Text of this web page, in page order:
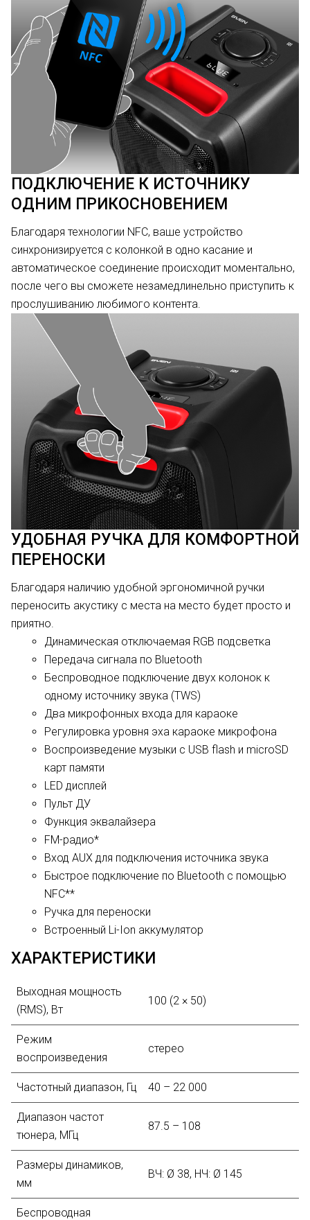
ПОДКЛЮЧЕНИЕ К ИСТОЧНИКУ
ОДНИМ ПРИКОСНОВЕНИЕМ
Благодаря технологии NFC, ваше устройство
синхронизируется с колонкой в одно касание и
автоматическое соединение происходит моментально,
после чего вы сможете незамедлинельно приступить к
прослушиванию любимого контента.
УДОБНАЯ РУЧКА ДЛЯ КОМФОРТНОЙ
ПЕРЕНОСКИ
Благодаря наличию удобной эргономичной ручки
переносить акустику с места на место будет просто и
приятно.
Динамическая отключаемая RGB подсветка
Передача сигнала по Bluetooth
Беспроводное подключение двух колонок к
одному источнику звука (TWS)
Два микрофонных входа для караоке
Регулировка уровня эха караоке микрофона
Воспроизведение музыки с USB flash и microSD
карт памяти
LED дисплей
Пульт ДУ
Функция эквалайзера
FM-радио*
Вход AUX для подключения источника звука
Быстрое подключение по Bluetooth с помощью
NFC**
Ручка для переноски
Встроенный Li-Ion аккумулятор
ХАРАКТЕРИСТИКИ
Выходная мощность
(RMS), Вт
100 (2 × 50)
Режим
воспроизведения
стерео
Частотный диапазон, Гц 40 – 22 000
Диапазон частот
тюнера, МГц
87.5 – 108
Размеры динамиков,
мм
ВЧ: Ø 38, НЧ: Ø 145
Беспроводная